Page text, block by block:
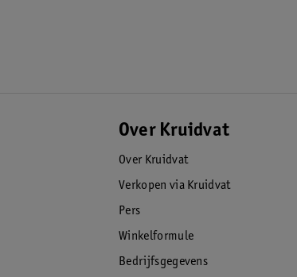
Over Kruidvat
Over Kruidvat
Verkopen via Kruidvat
Pers
Winkelformule
Bedrijfsgegevens